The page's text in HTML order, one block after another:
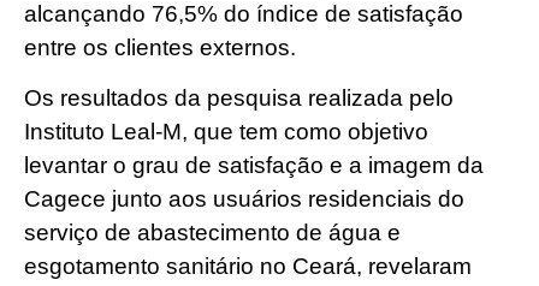
alcançando 76,5% do índice de satisfação
entre os clientes externos.
Os resultados da pesquisa realizada pelo
Instituto Leal-M, que tem como objetivo
levantar o grau de satisfação e a imagem da
Cagece junto aos usuários residenciais do
serviço de abastecimento de água e
esgotamento sanitário no Ceará, revelaram